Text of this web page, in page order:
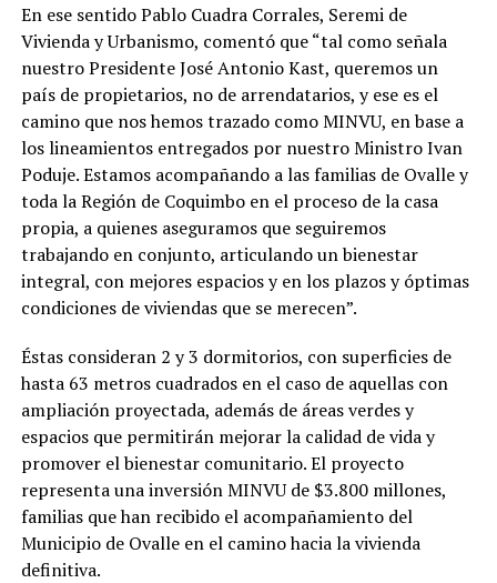
En ese sentido Pablo Cuadra Corrales, Seremi de
Vivienda y Urbanismo, comentó que “tal como señala
nuestro Presidente José Antonio Kast, queremos un
país de propietarios, no de arrendatarios, y ese es el
camino que nos hemos trazado como MINVU, en base a
los lineamientos entregados por nuestro Ministro Ivan
Poduje. Estamos acompañando a las familias de Ovalle y
toda la Región de Coquimbo en el proceso de la casa
propia, a quienes aseguramos que seguiremos
trabajando en conjunto, articulando un bienestar
integral, con mejores espacios y en los plazos y óptimas
condiciones de viviendas que se merecen”.
Éstas consideran 2 y 3 dormitorios, con superficies de
hasta 63 metros cuadrados en el caso de aquellas con
ampliación proyectada, además de áreas verdes y
espacios que permitirán mejorar la calidad de vida y
promover el bienestar comunitario. El proyecto
representa una inversión MINVU de $3.800 millones,
familias que han recibido el acompañamiento del
Municipio de Ovalle en el camino hacia la vivienda
definitiva.